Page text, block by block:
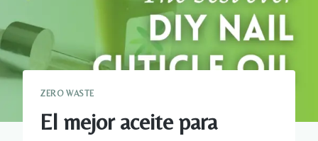
ZERO WASTE
El mejor aceite para